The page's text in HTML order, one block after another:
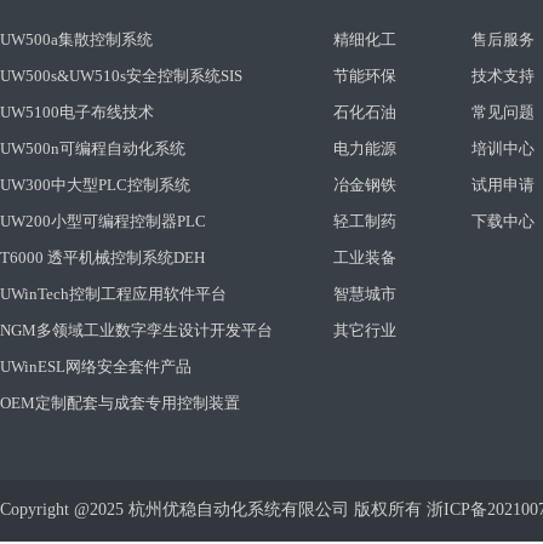
UW500a集散控制系统
UW500s&UW510s安全控制系统SIS
UW5100电子布线技术
UW500n可编程自动化系统
UW300中大型PLC控制系统
UW200小型可编程控制器PLC
T6000 透平机械控制系统DEH
UWinTech控制工程应用软件平台
NGM多领域工业数字孪生设计开发平台
UWinESL网络安全套件产品
OEM定制配套与成套专用控制装置
精细化工
节能环保
石化石油
电力能源
冶金钢铁
轻工制药
工业装备
智慧城市
其它行业
售后服务
技术支持
常见问题
培训中心
试用申请
下载中心
Copyright @2025 杭州优稳自动化系统有限公司 版权所有 浙ICP备